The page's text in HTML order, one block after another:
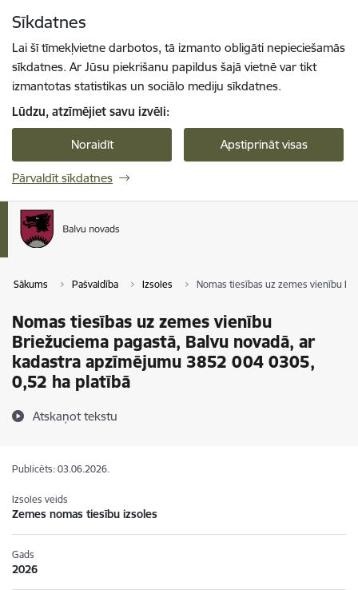
Sīkdatnes
Lai šī tīmekļvietne darbotos, tā izmanto obligāti nepieciešamās
sīkdatnes. Ar Jūsu piekrišanu papildus šajā vietnē var tikt
izmantotas statistikas un sociālo mediju sīkdatnes.
Lūdzu, atzīmējiet savu izvēli:
Noraidīt Apstiprināt visas
Pārvaldīt sīkdatnes
Sākums Pašvaldība Izsoles Nomas tiesības uz zemes vienību
Nomas tiesības uz zemes vienību
Briežuciema pagastā, Balvu novadā, ar
kadastra apzīmējumu 3852 004 0305,
0,52 ha platībā
Atskaņot tekstu
Publicēts: 03.06.2026.
Izsoles veids
Zemes nomas tiesību izsoles
Gads
2026